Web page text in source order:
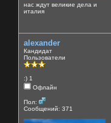
нас ждут великие дела и
италия
alexander
Кандидат
Пользователи
:) 1
Офлайн
Пол:
Сообщений: 371